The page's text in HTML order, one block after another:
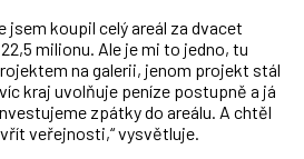
jsem koupil celý areál za dvacet
milionu. Ale je mi to jedno, tu
na galerii, jenom projekt stál
kraj uvolňuje peníze postupně a já
zpátky do areálu. A chtěl
veřejnosti,“ vysvětluje.